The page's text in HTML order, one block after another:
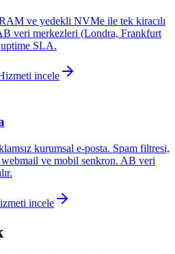
ve yedekli NVMe ile tek kiracılı
veri merkezleri (Londra, Frankfurt
SLA.
incele
kurumsal e-posta. Spam filtresi,
ve mobil senkron. AB veri
incele